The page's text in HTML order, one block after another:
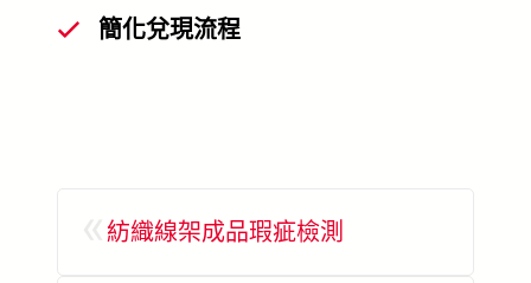
簡化兌現流程
紡織線架成品瑕疵檢測